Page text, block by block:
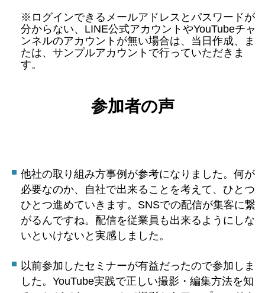
※ログインできるメールアドレスとパスワードが
分からない、LINE公式アカウントやYouTubeチャ
ンネルのアカウントが無い場合は、当日作成、ま
たは、サンプルアカウントで行っていただきま
す。
参加者の声
他社の取り組み方事例が参考になりました。何が
必要なのか、自社で出来ることを考えて、ひとつ
ひとつ進めていきます。 SNSでの配信が集客に繋
がるんですね。配信を従業員も出来るようにしな
いといけないと実感しました。
以前参加したセミナーが有益だったので参加しま
した。 YouTube実践で正しい撮影・編集方法を知